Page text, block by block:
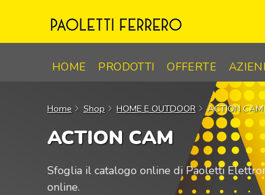
HOME PRODOTTI OFFERTE
Home Shop HOME E OUTDOOR ACTION CAM
ACTION CAM
Sfoglia il catalogo online di Paoletti
online.